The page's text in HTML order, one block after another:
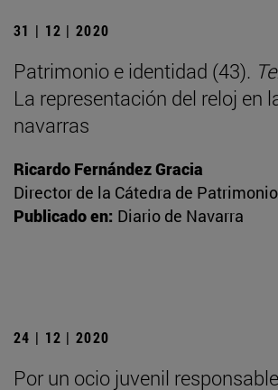
31 | 12 | 2020
Patrimonio e identidad (43).
La representación del reloj en
navarras
Ricardo Fernández Gracia
Director de la Cátedra de
Publicado en: Diario de Navarra
24 | 12 | 2020
Por un ocio juvenil